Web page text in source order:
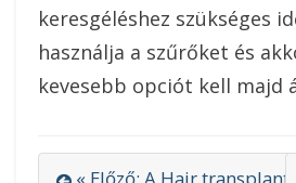
keresgéléshez szükséges
használja a szűrőket és
kevesebb opciót kell majd